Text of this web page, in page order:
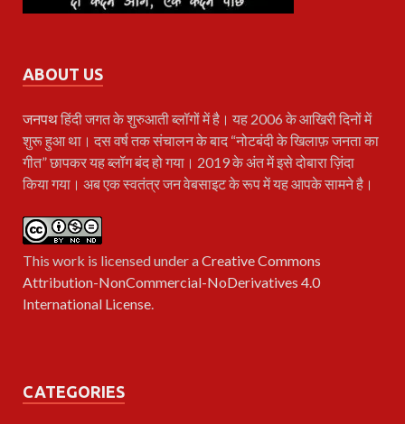
ABOUT US
जनपथहिंदी जगत के शुरुआती ब्लॉगों में है। यह 2006 के आखिरी दिनों में
शुरू हुआ था। दस वर्ष तक संचालन के बाद “नोटबंदी के खिलाफ़ जनता का
गीत” छापकर यह ब्लॉग बंद हो गया। 2019 के अंत में इसे दोबारा ज़िंदा
किया गया। अब एक स्वतंत्र जन वेबसाइट के रूप में यह आपके सामने है।
This work is licensed under aCreative Commons
Attribution-NonCommercial-NoDerivatives 4.0
International License.
CATEGORIES